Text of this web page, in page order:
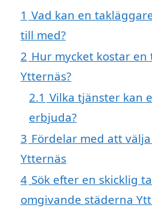
1 Vad kan en
till med?
2 Hur mycket kostar en
Ytternäs?
2.1 Vilka tjänster kan
erbjuda?
3 Fördelar med att
Ytternäs
4 Sök efter en skicklig
omgivande städerna